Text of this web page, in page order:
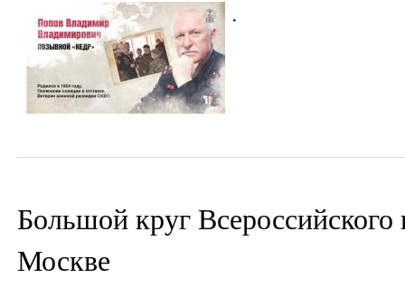
.
Большой круг Всероссийского
Москве